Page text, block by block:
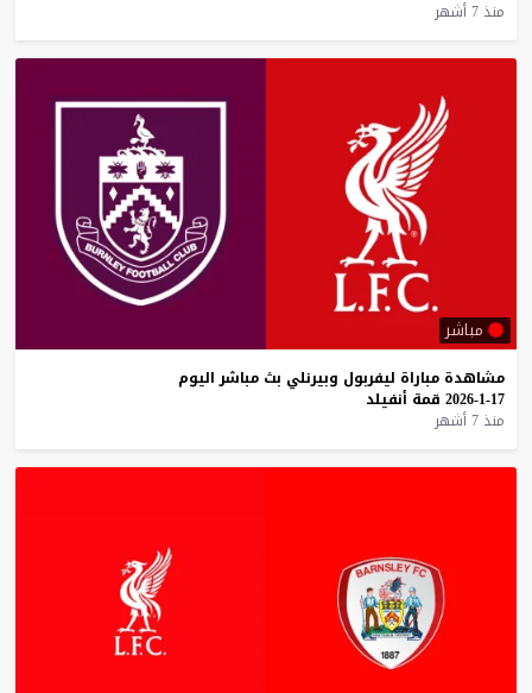
منذ 7 أشهر
مباشر
مشاهدة مباراة ليفربول وبيرنلي بث مباشر اليوم
17-1-2026
قمة أنفيلد
منذ 7 أشهر